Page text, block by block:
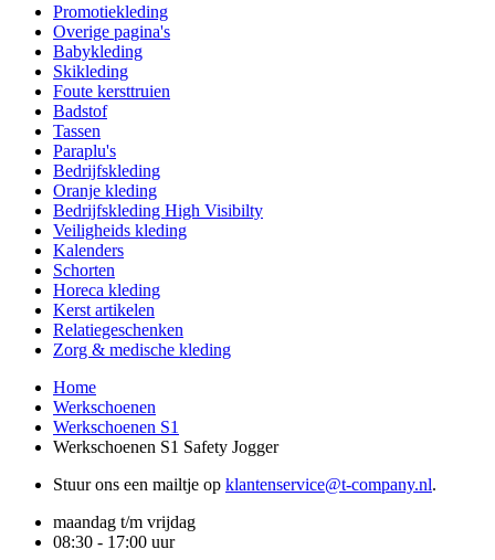
Promotiekleding
Overige pagina's
Babykleding
Skikleding
Foute kersttruien
Badstof
Tassen
Paraplu's
Bedrijfskleding
Oranje kleding
Bedrijfskleding High Visibilty
Veiligheids kleding
Kalenders
Schorten
Horeca kleding
Kerst artikelen
Relatiegeschenken
Zorg & medische kleding
Home
Werkschoenen
Werkschoenen S1
Werkschoenen S1 Safety Jogger
Stuur ons een mailtje op klantenservice@t-company.nl.
maandag t/m vrijdag
08:30 - 17:00 uur